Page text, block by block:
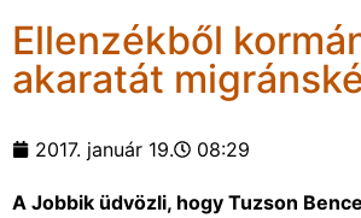
Ellenzékből
akaratát
2017. január 19. 08:29
A Jobbik üdvözli, hogy Tuzson